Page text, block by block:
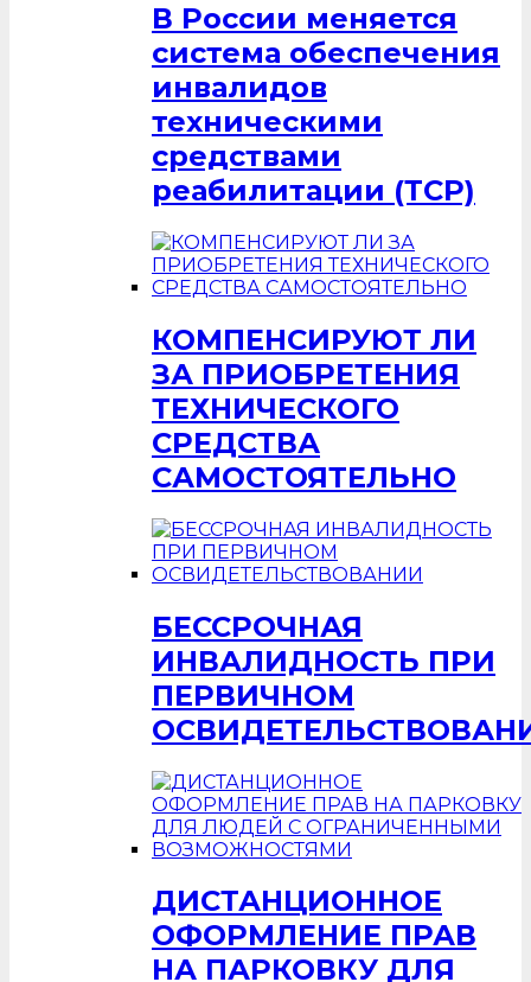
В России меняется
система обеспечения
инвалидов
техническими
средствами
реабилитации (ТСР)
КОМПЕНСИРУЮТ ЛИ
ЗА ПРИОБРЕТЕНИЯ
ТЕХНИЧЕСКОГО
СРЕДСТВА
САМОСТОЯТЕЛЬНО
БЕССРОЧНАЯ
ИНВАЛИДНОСТЬ ПРИ
ПЕРВИЧНОМ
ДИСТАНЦИОННОЕ
ОФОРМЛЕНИЕ ПРАВ
НА ПАРКОВКУ ДЛЯ